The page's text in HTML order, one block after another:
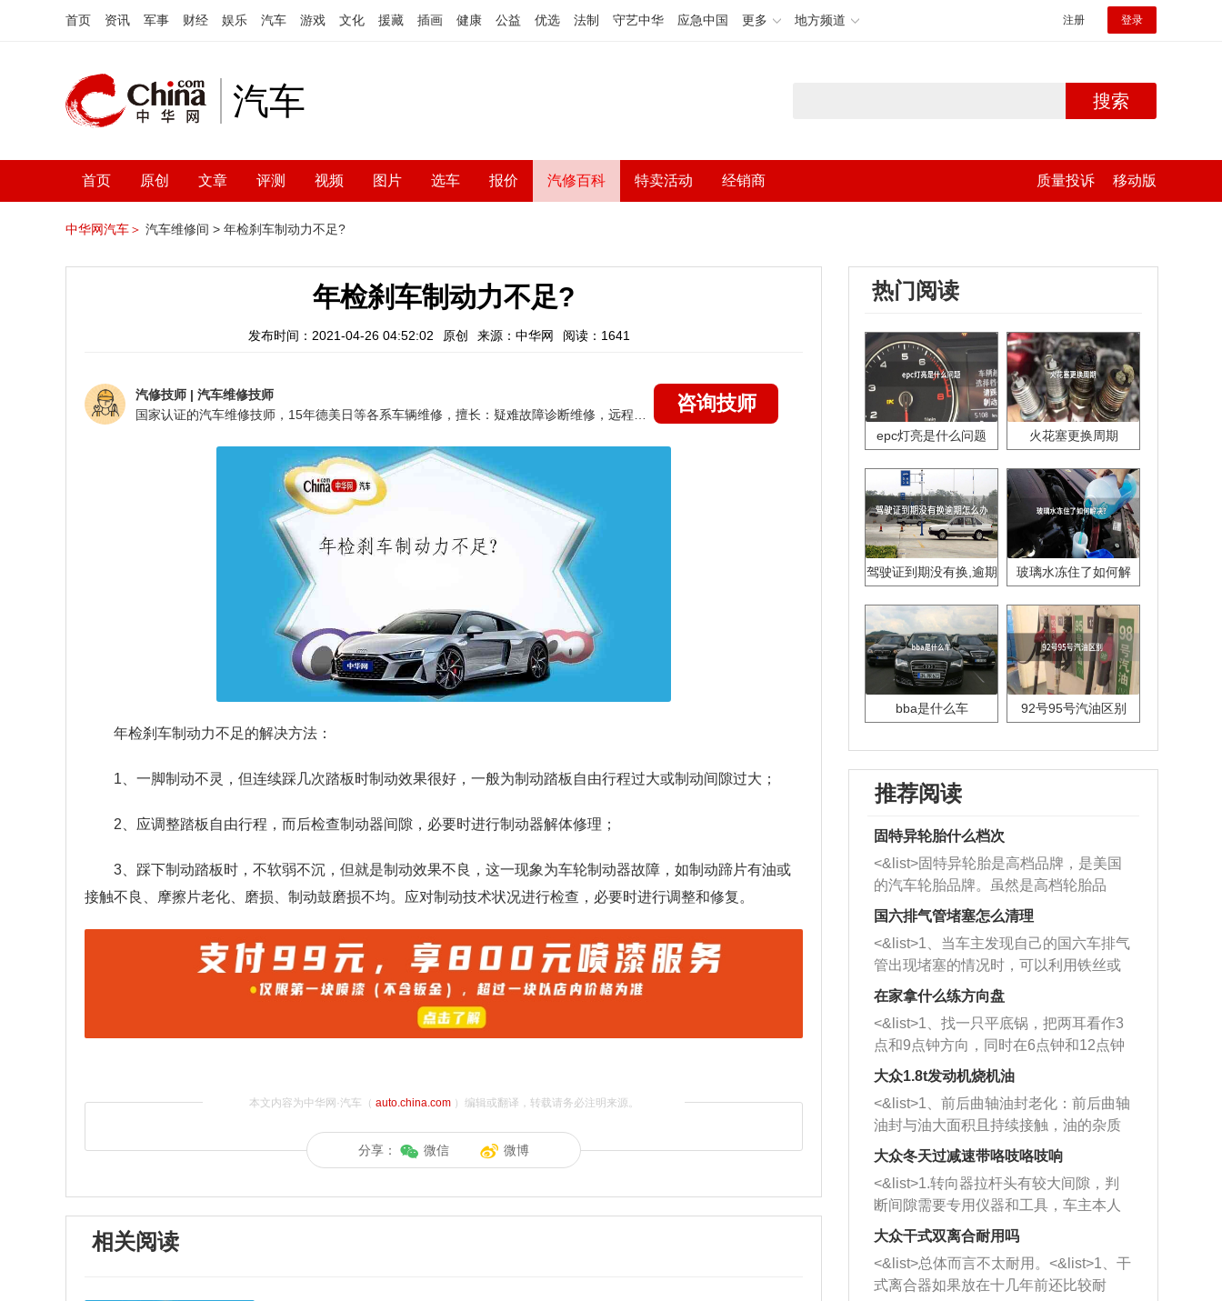
首页 资讯 军事 财经 娱乐 汽车 游戏 文化 援藏 插画 健康 公益 优选 法制 守艺中华 应急中国 更多 地方频道 注册 登录
汽车 搜索
首页 原创 文章 评测 视频 图片 选车 报价 汽修百科 特卖活动 经销商 质量投诉 移动版
中华网汽车＞ 汽车维修间 > 年检刹车制动力不足?
年检刹车制动力不足?
发布时间：2021-04-26 04:52:02 原创 来源：中华网 阅读：1641
汽修技师 | 汽车维修技师
咨询技师
年检刹车制动力不足的解决方法：
1、一脚制动不灵，但连续踩几次踏板时制动效果很好，一般为制动踏板自由行程过大或制动间隙过大；
2、应调整踏板自由行程，而后检查制动器间隙，必要时进行制动器解体修理；
3、踩下制动踏板时，不软弱不沉，但就是制动效果不良，这一现象为车轮制动器故障，如制动蹄片有油或
接触不良、摩擦片老化、磨损、制动鼓磨损不均。应对制动技术状况进行检查，必要时进行调整和修复。
本文内容为中华网·汽车（ auto.china.com）编辑或翻译，转载请务必注明来源。
分享： 微信 微博
相关阅读
热门阅读
epc灯亮是什么问题 火花塞更换周期
驾驶证到期没有换,逾期
玻璃水冻住了如何解
bba是什么车 92号95号汽油区别
推荐阅读
固特异轮胎什么档次
<&list>固特异轮胎是高档品牌，是美国
的汽车轮胎品牌。虽然是高档轮胎品
牌，但是中高低端的轮胎都有生产，这
也是为了更好的开拓市场。
国六排气管堵塞怎么清理
<&list>1、当车主发现自己的国六车排气
管出现堵塞的情况时，可以利用铁丝或
者是细棍，直接将杂物给取出来，如果
堵塞情况比较严重，也可以采取应急措
施。 <&list>2、直接利用木棍将所有的
杂物推到排气管里面的位置处，然后将
三元催化器拆解开，就可以将堵塞的东
西取出来。但如果是因为积碳过多引起
的堵塞，就需要将三元催化器泡在草酸
洗剂对堵塞的情况得到解决，将清洗剂
放在燃油箱中，与燃油混合后，车辆启
动时，就可以和汽油一起进入到燃烧
室，最后形成废气排出，就可以让三元
催化器得到清洗，排气管堵塞的情况就
能够得到解决。
在家拿什么练方向盘
<&list>1、找一只平底锅，把两耳看作3
点和9点钟方向，同时在6点钟和12点钟
方向做一个标记。 <&list>2、双手握住
一圈半的练习，往右同样也要打相同的
圈数。 <&list>3、最后强调要反复练
习，这样就可以形成肌肉记忆，在真实
驾驶车辆时，不需要记忆也能打好方
向。
大众1.8t发动机烧机油
<&list>1、前后曲轴油封老化：前后曲轴
油封与油大面积且持续接触，油的杂质
和发动机内持续温度变化使其密封效果
逐渐减弱，导致渗油或漏油。<&list>2、
活塞间隙过大：积碳会使活塞环与缸体
的间隙扩大，导致机油流入燃烧室中，
造成烧机油。<&list>3、机油粘度。使用
机油粘度过小的话，同样会有烧机油现
象，机油粘度过小具有很好的流动性，
大众冬天过减速带咯吱咯吱响
<&list>1.转向器拉杆头有较大间隙，判
断间隙需要专用仪器和工具，车主本人
无法制作，需要将车辆送到修理厂或4s
店；<&list>2.车辆半轴套管防尘罩破
裂，破裂后会出现漏油现象，使半轴磨
损严重，磨损的半轴容易损坏，产生异
大众干式双离合耐用吗
<&list>总体而言不太耐用。<&list>1、干
式离合器如果放在十几年前还比较耐